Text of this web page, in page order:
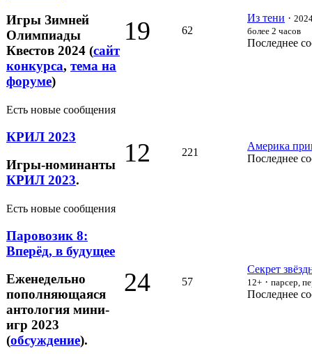
Игры Зимней
Олимпиады
Квестов 2024 (сайт
конкурса, тема на
форуме)
19 62
Из тени ·
более 2 часов
Последнее
Есть новые сообщения
КРИЛ 2023
Игры-номинанты
КРИЛ 2023.
12 221
Америка
Последнее
Есть новые сообщения
Паровозик 8:
Вперёд, в будущее
Еженедельно
пополняющаяся
антология мини-
игр 2023
(обсуждение).
24 57
Секрет
12+ · парсер,
Последнее